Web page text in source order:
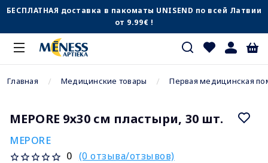
БЕСПЛАТНАЯ доставка в пакоматы UNISEND по всей Латвии
от 9.99€ !
Главная Медицинские товары Первая медицинская
MEPORE 9х30 см пластыри, 30 шт.
MEPORE
0 (0 отзыва/отзывов)